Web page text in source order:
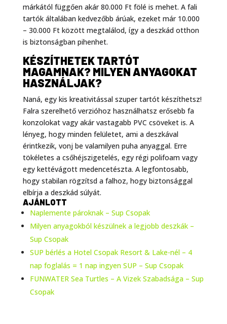
márkától függően akár 80.000 Ft fölé is mehet. A fali
tartók általában kedvezőbb árúak, ezeket már 10.000
– 30.000 Ft között megtalálod, így a deszkád otthon
is biztonságban pihenhet.
KÉSZÍTHETEK TARTÓT
MAGAMNAK? MILYEN ANYAGOKAT
HASZNÁLJAK?
Naná, egy kis kreativitással szuper tartót készíthetsz!
Falra szerelhető verzióhoz használhatsz erősebb fa
konzolokat vagy akár vastagabb PVC csöveket is. A
lényeg, hogy minden felületet, ami a deszkával
érintkezik, vonj be valamilyen puha anyaggal. Erre
tökéletes a csőhéjszigetelés, egy régi polifoam vagy
egy kettévágott medencetészta. A legfontosabb,
hogy stabilan rögzítsd a falhoz, hogy biztonsággal
elbírja a deszkád súlyát.
AJÁNLOTT
Naplemente pároknak – Sup Csopak
Milyen anyagokból készülnek a legjobb deszkák –
Sup Csopak
SUP bérlés a Hotel Csopak Resort & Lake-nél – 4
nap foglalás = 1 nap ingyen SUP – Sup Csopak
FUNWATER Sea Turtles – A Vizek Szabadsága – Sup
Csopak